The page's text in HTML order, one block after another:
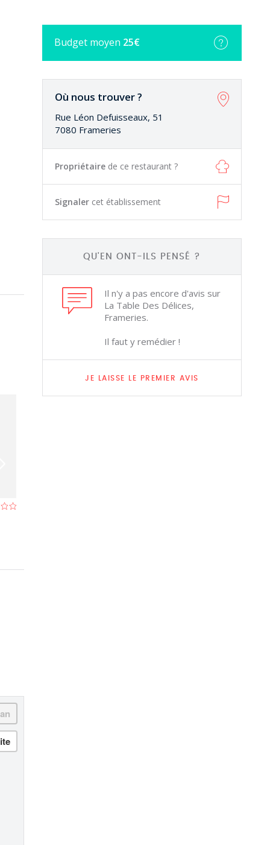
Budget moyen 25€
Où nous trouver ?
Rue Léon Defuisseaux, 51
7080 Frameries
Propriétaire de ce restaurant ?
Signaler cet établissement
QU'EN ONT-ILS PENSÉ ?
Il n'y a pas encore d'avis sur
La Table Des Délices,
Frameries.
Il faut y remédier !
JE LAISSE LE PREMIER AVIS